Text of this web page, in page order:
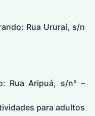
Rua Ururaí, s/n
Rua Aripuá, s/n° –
para adultos